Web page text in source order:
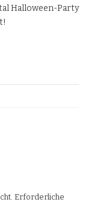
Halloween-Party
Erforderliche